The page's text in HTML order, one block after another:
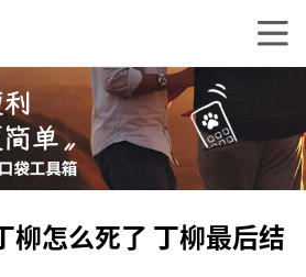
柳怎么死了 丁柳最后结